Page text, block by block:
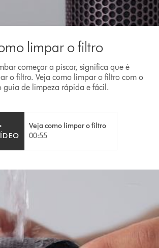
limpar o filtro
começar a piscar, significa que é
o filtro. Veja como limpar o filtro com o
guia de limpeza rápida e fácil.
Veja como limpar o filtro
00:55